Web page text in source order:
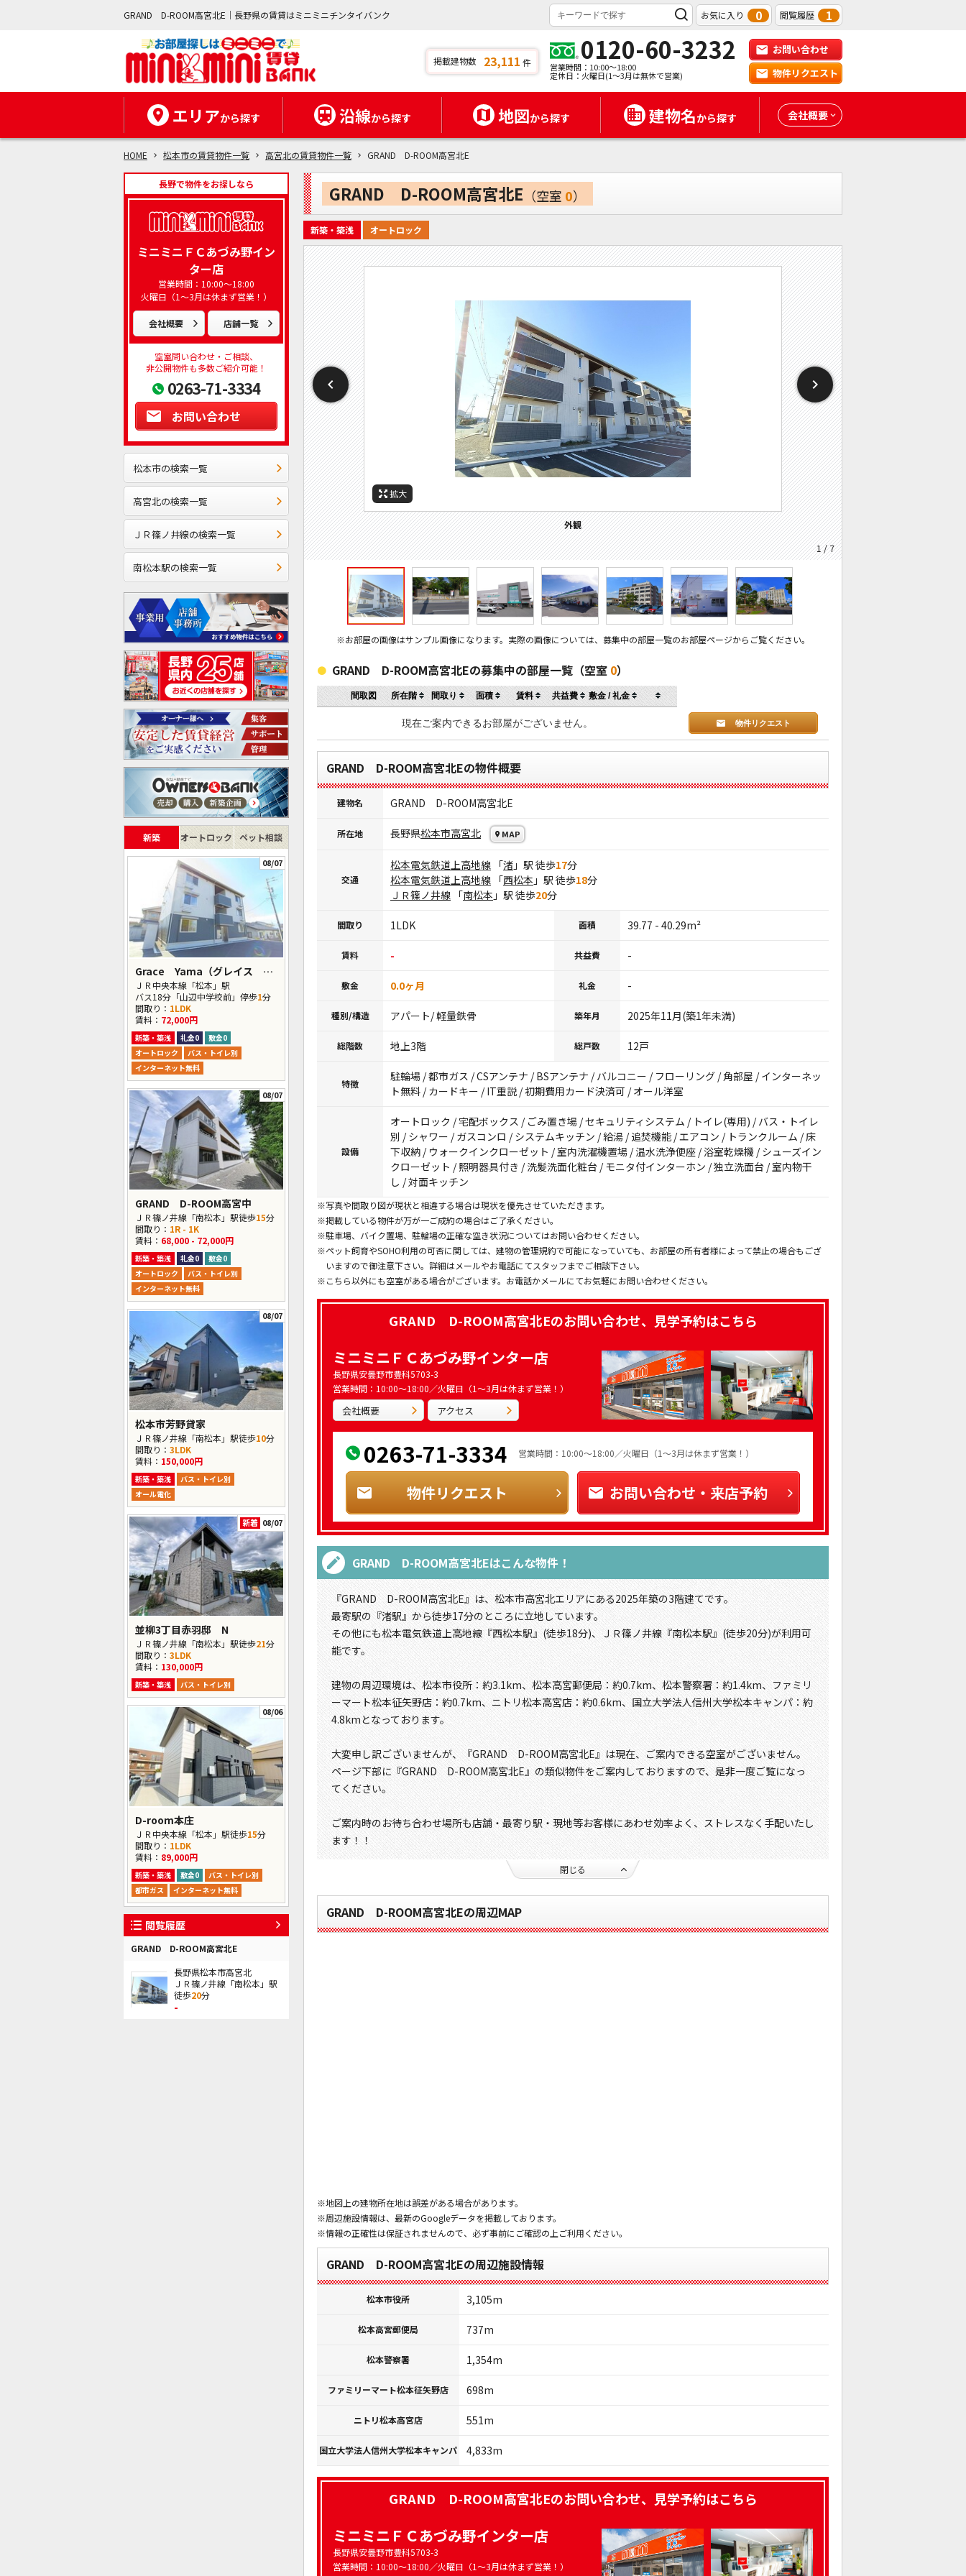
GRAND D-ROOM高宮北E｜長野県の賃貸はミニミニチンタイバンク お気に入り 0 閲覧履歴 1
掲載建物数 23,111 件 0120-60-3232
営業時間：10:00～18:00
定休日：火曜日(1～3月は無休で営業)
お問い合わせ
物件リクエスト
エリアから探す 沿線から探す 地図から探す 建物名から探す 会社概要
HOME 松本市の賃貸物件一覧 高宮北の賃貸物件一覧 GRAND D-ROOM高宮北E
長野で物件をお探しなら
ミニミニＦＣあづみ野イン
ター店
営業時間：10:00～18:00
火曜日（1～3月は休まず営業！）
会社概要 店舗一覧
空室問い合わせ・ご相談、
非公開物件も多数ご紹介可能！
0263-71-3334
お問い合わせ
松本市の検索一覧
高宮北の検索一覧
ＪＲ篠ノ井線の検索一覧
南松本駅の検索一覧
新築 オートロック ペット相談
08/07
Grace Yama（グレイス ヤマ）
ＪＲ中央本線「松本」駅
バス18分「山辺中学校前」停歩1分
間取り： 1LDK
賃料： 72,000円
新築・築浅 礼金0
敷金0
オートロック
バス・トイレ別
インターネット無料
08/07
GRAND D-ROOM高宮中
ＪＲ篠ノ井線「南松本」駅徒歩15分
間取り： 1R - 1K
賃料： 68,000 - 72,000円
新築・築浅 礼金0
敷金0
オートロック
バス・トイレ別
インターネット無料
08/07
松本市芳野貸家
ＪＲ篠ノ井線「南松本」駅徒歩10分
間取り： 3LDK
賃料： 150,000円
新築・築浅
バス・トイレ別
オール電化
新着 08/07
並柳3丁目赤羽邸 N
ＪＲ篠ノ井線「南松本」駅徒歩21分
間取り： 3LDK
賃料： 130,000円
新築・築浅 バス・トイレ別
08/06
D-room本庄
ＪＲ中央本線「松本」駅徒歩15分
間取り： 1LDK
賃料： 89,000円
新築・築浅 敷金0
バス・トイレ別
都市ガス
インターネット無料
閲覧履歴
GRAND D-ROOM高宮北E
長野県松本市高宮北
ＪＲ篠ノ井線「南松本」駅
徒歩20分
-
GRAND D-ROOM高宮北E （空室 0）
新築・築浅 オートロック
拡大
外観
1 / 7
拡大
周辺施設：大学
拡大
周辺施設：ホームセンター
拡大
周辺施設：コンビニ
拡大
周辺施設：警察署・交番
拡大
周辺施設：郵便局
拡大
周辺施設：役所
※お部屋の画像はサンプル画像になります。実際の画像については、募集中の部屋一覧のお部屋ページからご覧ください。
GRAND D-ROOM高宮北Eの募集中の部屋一覧（空室 0）
間取図 所在階 間取り 面積 賃料 共益費 敷金 / 礼金
現在ご案内できるお部屋がございません。 物件リクエスト
GRAND D-ROOM高宮北Eの物件概要
建物名 GRAND D-ROOM高宮北E
所在地 長野県松本市高宮北 MAP
交通
松本電気鉄道上高地線 「渚 」駅 徒歩17分
松本電気鉄道上高地線 「西松本 」駅 徒歩18分
ＪＲ篠ノ井線 「南松本 」駅 徒歩20分
間取り 1LDK 面積 39.77 - 40.29m²
賃料 - 共益費 -
敷金 0.0ヶ月 礼金 -
種別/構造 アパート/ 軽量鉄骨 築年月 2025年11月(築1年未満)
総階数 地上3階 総戸数 12戸
特徴
駐輪場 / 都市ガス / CSアンテナ / BSアンテナ / バルコニー / フローリング / 角部屋 / インターネッ
ト無料 / カードキー / IT重説 / 初期費用カード決済可 / オール洋室
設備
オートロック / 宅配ボックス / ごみ置き場 / セキュリティシステム / トイレ(専用) / バス・トイレ
別 / シャワー / ガスコンロ / システムキッチン / 給湯 / 追焚機能 / エアコン / トランクルーム / 床
下収納 / ウォークインクローゼット / 室内洗濯機置場 / 温水洗浄便座 / 浴室乾燥機 / シューズイン
クローゼット / 照明器具付き / 洗髪洗面化粧台 / モニタ付インターホン / 独立洗面台 / 室内物干
し / 対面キッチン
※写真や間取り図が現状と相違する場合は現状を優先させていただきます。
※掲載している物件が万が一ご成約の場合はご了承ください。
※駐車場、バイク置場、駐輪場の正確な空き状況についてはお問い合わせください。
※ペット飼育やSOHO利用の可否に関しては、建物の管理規約で可能になっていても、お部屋の所有者様によって禁止の場合もござ
いますので御注意下さい。詳細はメールやお電話にてスタッフまでご相談下さい。
※こちら以外にも空室がある場合がございます。お電話かメールにてお気軽にお問い合わせください。
GRAND D-ROOM高宮北Eのお問い合わせ、見学予約はこちら
ミニミニＦＣあづみ野インター店
長野県安曇野市豊科5703-3
営業時間：10:00～18:00／火曜日（1～3月は休まず営業！）
会社概要 アクセス
0263-71-3334 営業時間：10:00～18:00／火曜日（1～3月は休まず営業！）
物件リクエスト お問い合わせ・来店予約
GRAND D-ROOM高宮北Eはこんな物件！
『GRAND D-ROOM高宮北E』は、松本市高宮北エリアにある2025年築の3階建てです。
最寄駅の『渚駅』から徒歩17分のところに立地しています。
その他にも松本電気鉄道上高地線『西松本駅』(徒歩18分)、ＪＲ篠ノ井線『南松本駅』(徒歩20分)が利用可
能です。
建物の周辺環境は、松本市役所：約3.1km、松本高宮郵便局：約0.7km、松本警察署：約1.4km、ファミリ
ーマート松本征矢野店：約0.7km、ニトリ松本高宮店：約0.6km、国立大学法人信州大学松本キャンパ：約
4.8kmとなっております。
大変申し訳ございませんが、『GRAND D-ROOM高宮北E』は現在、ご案内できる空室がございません。
ページ下部に『GRAND D-ROOM高宮北E』の類似物件をご案内しておりますので、是非一度ご覧になっ
てください。
ご案内時のお待ち合わせ場所も店舗・最寄り駅・現地等お客様にあわせ効率よく、ストレスなく手配いたし
ます！！
閉じる
GRAND D-ROOM高宮北Eの周辺MAP
※地図上の建物所在地は誤差がある場合があります。
※周辺施設情報は、最新のGoogleデータを掲載しております。
※情報の正確性は保証されませんので、必ず事前にご確認の上ご利用ください。
GRAND D-ROOM高宮北Eの周辺施設情報
松本市役所 3,105m
松本高宮郵便局 737m
松本警察署 1,354m
ファミリーマート松本征矢野店 698m
ニトリ松本高宮店 551m
国立大学法人信州大学松本キャンパ 4,833m
GRAND D-ROOM高宮北Eのお問い合わせ、見学予約はこちら
ミニミニＦＣあづみ野インター店
長野県安曇野市豊科5703-3
営業時間：10:00～18:00／火曜日（1～3月は休まず営業！）